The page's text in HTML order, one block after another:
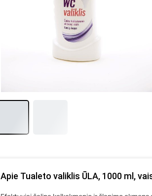
Apie Tualeto valiklis ŪLA, 1000 ml,